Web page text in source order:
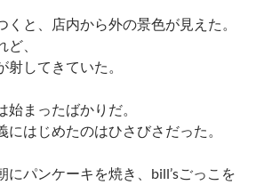
と、店内から外の景色が見えた。
、
してきていた。
まったばかりだ。
はじめたのはひさびさだった。
にパンケーキを焼き、bill’sごっこを